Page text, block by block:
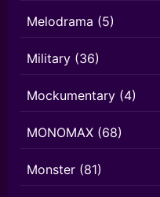
Melodrama (5)
Military (36)
Mockumentary (4)
MONOMAX (68)
Monster (81)